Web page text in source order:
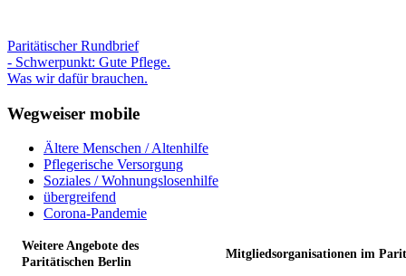
Paritätischer Rundbrief
- Schwerpunkt: Gute Pflege.
Was wir dafür brauchen.
Wegweiser mobile
Ältere Menschen / Altenhilfe
Pflegerische Versorgung
Soziales / Wohnungslosenhilfe
übergreifend
Corona-Pandemie
Weitere Angebote des
Paritätischen Berlin
Mitgliedsorganisationen im